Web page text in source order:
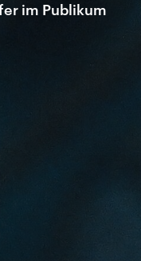
im Publikum